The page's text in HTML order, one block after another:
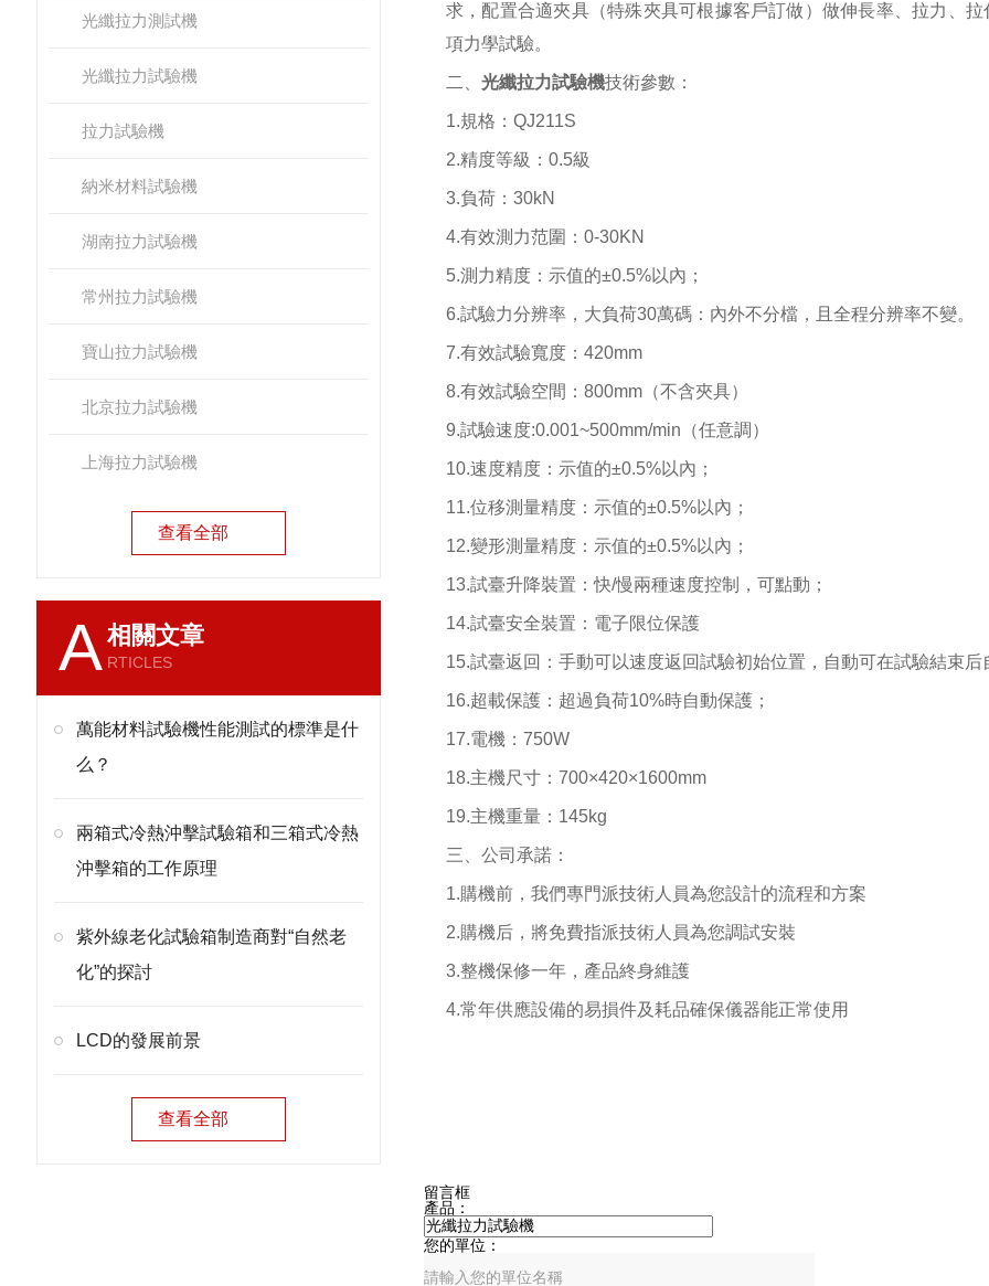
光纖拉力測試機
光纖拉力試驗機
拉力試驗機
納米材料試驗機
湖南拉力試驗機
常州拉力試驗機
寶山拉力試驗機
北京拉力試驗機
上海拉力試驗機
查看全部
A相關文章
RTICLES
萬能材料試驗機性能測試的標準是什
么？
兩箱式冷熱沖擊試驗箱和三箱式冷熱
沖擊箱的工作原理
紫外線老化試驗箱制造商對“自然老
化”的探討
LCD的發展前景
查看全部
求，配置合適夾具（特殊夾具可根據客戶訂做）做伸長率、拉力、
項力學試驗。
二、 光纖拉力試驗機技術參數：
1.規格： QJ211S
2.精度等級： 0.5級
3.負荷： 30kN
4.有效測力范圍： 0-30KN
5.測力精度：示值的±0.5%以內；
6.試驗力分辨率，大負荷30萬碼：內外不分檔，且全程分辨率不變。
7.有效試驗寬度： 420mm
8.有效試驗空間： 800mm （不含夾具）
9.試驗速度:0.001~500mm/min （任意調）
10.速度精度：示值的±0.5%以內；
11.位移測量精度：示值的±0.5%以內；
12.變形測量精度：示值的±0.5%以內；
13.試臺升降裝置：快/慢兩種速度控制，可點動；
14.試臺安全裝置：電子限位保護
15.試臺返回：手動可以速度返回試驗初始位置，自動可在試驗結束后
16.超載保護：超過負荷10%時自動保護；
17.電機： 750W
18.主機尺寸： 700×420×1600mm
19.主機重量： 145kg
三、 公司承諾：
1.購機前，我們專門派技術人員為您設計的流程和方案
2.購機后，將免費指派技術人員為您調試安裝
3.整機保修一年，產品終身維護
4.常年供應設備的易損件及耗品確保儀器能正常使用
留言框
產品：
您的單位：